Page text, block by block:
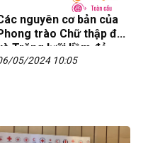
nguyên cơ bản của
trào Chữ thập đỏ
Trăng lưỡi liềm đỏ
tế
05/2024 10:05